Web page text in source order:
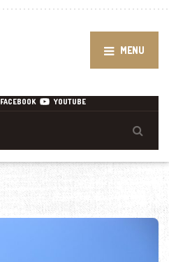
MENU
FACEBOOK YOUTUBE